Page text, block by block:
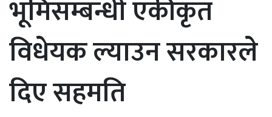
भूमिसम्बन्धी एकीकृत
विधेयक ल्याउन सरकारले
दिए सहमति